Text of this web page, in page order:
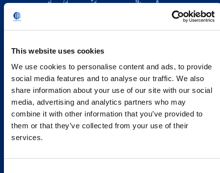
This website uses cookies
We use cookies to personalise content and ads, to provide
social media features and to analyse our traffic. We also
share information about your use of our site with our social
media, advertising and analytics partners who may
combine it with other information that you’ve provided to
them or that they’ve collected from your use of their
services.